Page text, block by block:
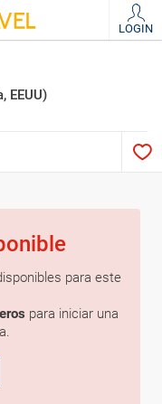
LOGIN
EEUU)
para este
para iniciar una